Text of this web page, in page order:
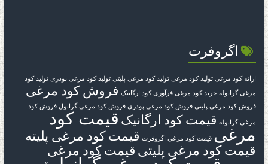
اگروفرت
ارائه کود مرغی تولید کود مرغی تولید کود مرغی پلیتی تولید کود مرغی پودری تولید کود
مرغی گرانوله خرید کود مرغی فرآوری کود ارگانیک فروش کود مرغی
فروش کود مرغی پلیتی فروش کود مرغی پودری فروش کود مرغی گرانول فروش کود
مرغی گرانوله قیمت کود ارگانیک قیمت کود
مرغی قیمت کود مرغی اگروفرت قیمت کود مرغی پلیته
قیمت کود مرغی پلیتی قیمت کود مرغی